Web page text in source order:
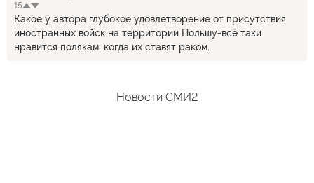
15
Какое у автора глубокое удовлетворение от присутствия
иностранных войск на территории Польшу-всё таки
нравится полякам, когда их ставят раком.
Новости СМИ2